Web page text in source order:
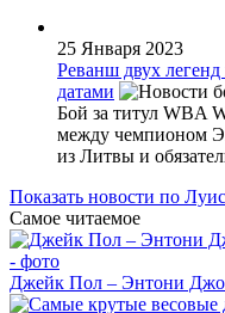
25 Января 2023
Реванш двух
датами
Бой за титул WBA
между чемпионом
из Литвы и
Показать новости по
Самое читаемое
Джейк Пол – Энтони